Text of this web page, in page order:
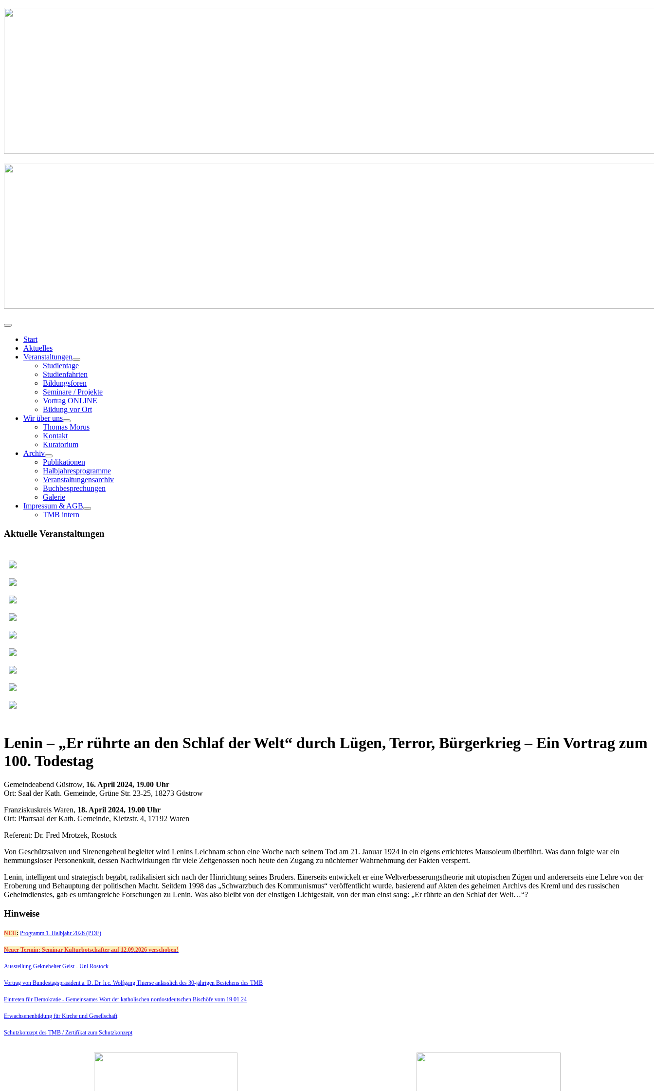
Start
Aktuelles
Veranstaltungen
Studientage
Studienfahrten
Bildungsforen
Seminare / Projekte
Vortrag ONLINE
Bildung vor Ort
Wir über uns
Thomas Morus
Kontakt
Kuratorium
Archiv
Publikationen
Halbjahresprogramme
Veranstaltungensarchiv
Buchbesprechungen
Galerie
Impressum & AGB
TMB intern
Aktuelle Veranstaltungen
Lenin – „Er rührte an den Schlaf der Welt“ durch Lügen, Terror, Bürgerkrieg – Ein Vortrag zum
100. Todestag
Gemeindeabend Güstrow, 16. April 2024, 19.00 Uhr
Ort: Saal der Kath. Gemeinde, Grüne Str. 23-25, 18273 Güstrow
Franziskuskreis Waren, 18. April 2024, 19.00 Uhr
Ort: Pfarrsaal der Kath. Gemeinde, Kietzstr. 4, 17192 Waren
Referent: Dr. Fred Mrotzek, Rostock
Von Geschützsalven und Sirenengeheul begleitet wird Lenins Leichnam schon eine Woche nach seinem Tod am 21. Januar 1924 in ein eigens errichtetes Mausoleum überführt. Was dann folgte war ein
hemmungsloser Personenkult, dessen Nachwirkungen für viele Zeitgenossen noch heute den Zugang zu nüchterner Wahrnehmung der Fakten versperrt.
Lenin, intelligent und strategisch begabt, radikalisiert sich nach der Hinrichtung seines Bruders. Einerseits entwickelt er eine Weltverbesserungstheorie mit utopischen Zügen und andererseits eine Lehre von der
Eroberung und Behauptung der politischen Macht. Seitdem 1998 das „Schwarzbuch des Kommunismus“ veröffentlicht wurde, basierend auf Akten des geheimen Archivs des Kreml und des russischen
Geheimdienstes, gab es umfangreiche Forschungen zu Lenin. Was also bleibt von der einstigen Lichtgestalt, von der man einst sang: „Er rührte an den Schlaf der Welt…“?
Hinweise
NEU: Programm 1. Halbjahr 2026 (PDF)
Neuer Termin: Seminar Kulturbotschafter auf 12.09.2026 verschoben!
Ausstellung Geknebelter Geist - Uni Rostock
Vortrag von Bundestagspräsident a. D. Dr. h.c. Wolfgang Thierse anlässlich des 30-jährigen Bestehens des TMB
Eintreten für Demokratie - Gemeinsames Wort der katholischen nordostdeutschen Bischöfe vom 19.01.24
Erwachsenenbildung für Kirche und Gesellschaft
Schutzkonzept des TMB / Zertifikat zum Schutzkonzept